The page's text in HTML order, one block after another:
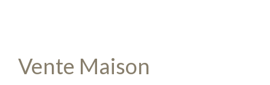
Vente Maison